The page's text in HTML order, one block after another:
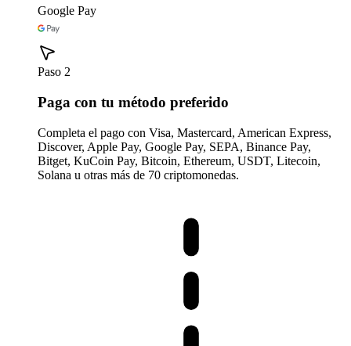
Google Pay
Paso 2
Paga con tu método preferido
Completa el pago con Visa, Mastercard, American Express,
Discover, Apple Pay, Google Pay, SEPA, Binance Pay,
Bitget, KuCoin Pay, Bitcoin, Ethereum, USDT, Litecoin,
Solana u otras más de 70 criptomonedas.